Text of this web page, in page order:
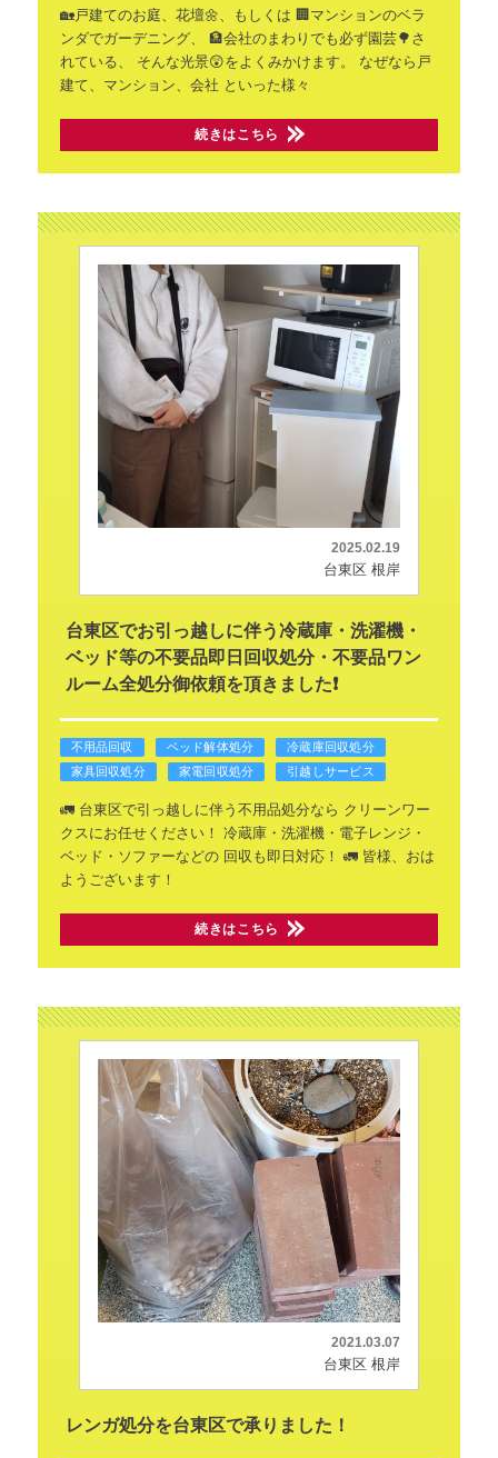
🏡戸建てのお庭、花壇🌼、もしくは 🏢マンションのベラ
ンダでガーデニング、
🏦会社のまわりでも必ず園芸🌳さ
れている、
そんな光景😲をよくみかけます。
なぜなら戸
建て、マンション、会社 といった様々
続きはこちら
2025.02.19
台東区 根岸
台東区でお引っ越しに伴う冷蔵庫・洗濯機・
ベッド等の不要品即日回収処分・不要品ワン
ルーム全処分御依頼を頂きました❗
不用品回収 ベッド解体処分
冷蔵庫回収処分
家具回収処分
家電回収処分 引越しサービス
🚛 台東区で引っ越しに伴う不用品処分なら クリーンワー
クスにお任せください！ 冷蔵庫・洗濯機・電子レンジ・
ベッド・ソファーなどの回収も即日対応！ 🚛 皆様、おは
ようございます！
続きはこちら
2021.03.07
台東区 根岸
レンガ処分を台東区で承りました！